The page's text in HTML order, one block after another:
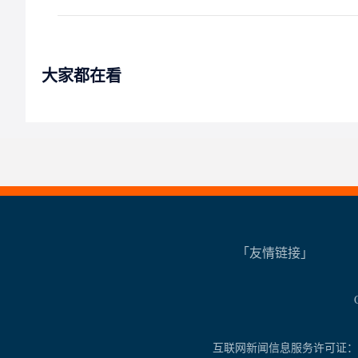
大家都在看
「友情链接」
互联网新闻信息服务许可证